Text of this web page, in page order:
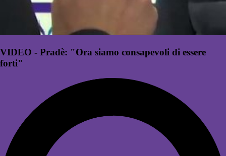
VIDEO - Pradè: "Ora siamo consapevoli di essere
forti"